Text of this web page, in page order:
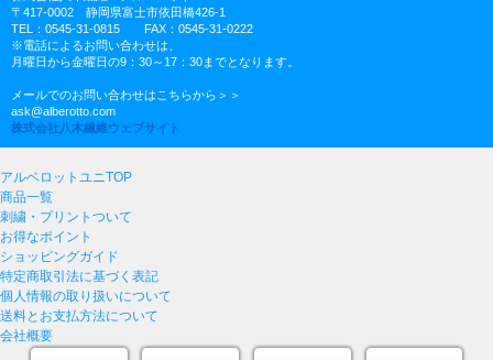
〒417-0002 静岡県富士市依田橋426-1
TEL：0545-31-0815 FAX：0545-31-0222
※電話によるお問い合わせは、
月曜日から金曜日の9：30～17：30までとなります。
メールでのお問い合わせはこちらから＞＞
ask@alberotto.com
株式会社八木繊維ウェブサイト
アルベロットユニTOP
商品一覧
刺繍・プリントついて
お得なポイント
ショッピングガイド
特定商取引法に基づく表記
個人情報の取り扱いについて
送料とお支払方法について
会社概要